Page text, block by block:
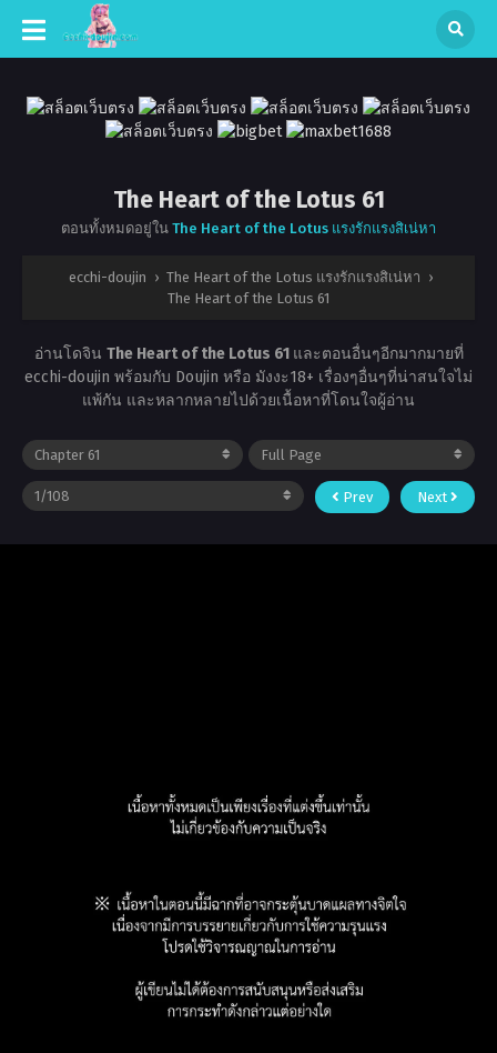
The Heart of the Lotus 61
ตอนทั้งหมดอยู่ใน The Heart of the Lotus แรงรักแรงสิเน่หา
ecchi-doujin › The Heart of the Lotus แรงรักแรงสิเน่หา ›
The Heart of the Lotus 61
อ่านโดจิน The Heart of the Lotus 61 และตอนอื่นๆอีกมากมายที่
ecchi-doujin พร้อมกับ Doujin หรือ มังงะ18+ เรื่องๆอื่นๆที่น่าสนใจไม่
แพ้กัน และหลากหลายไปด้วยเนื้อหาที่โดนใจผู้อ่าน
Prev Next